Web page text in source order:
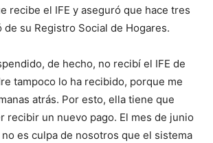
recibe el IFE y aseguró que hace tres
de su Registro Social de Hogares.
de hecho, no recibí el IFE de
tampoco lo ha recibido, porque me
atrás. Por esto, ella tiene que
recibir un nuevo pago. El mes de junio
es culpa de nosotros que el sistema